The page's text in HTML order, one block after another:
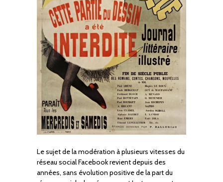
Le sujet de la modération à plusieurs vitesses du
réseau social Facebook revient depuis des
années, sans évolution positive de la part du